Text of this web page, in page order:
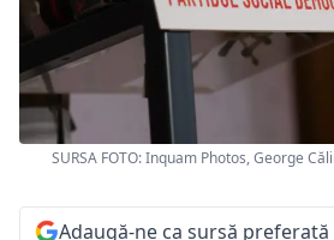
SURSA FOTO: Inquam Photos, George
Adaugă-ne ca sursă preferată